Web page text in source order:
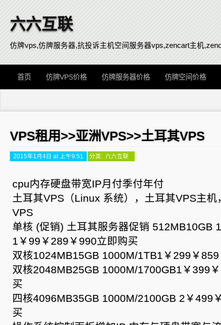
六六互联
仿牌vps,仿牌服务器,抗投诉主机空间服务器vps,zencart主机
首页 仿牌VPS价格 仿牌服务器价格 仿牌空间价格
VPS租用>>亚洲VPS>>土耳其VPS
2015年1月4日 at 上午9:51 分类: 六六互联
cpu内存硬盘带宽IP月付季付年付
土耳其VPS（Linux 系统），土耳其VPS主
VPS
单核 (促销) 土耳其服务器促销 512MB10GB
1￥99￥289￥990立即购买
双核1024MB15GB 1000M/1TB1￥299￥
双核2048MB25GB 1000M/1700GB1￥399
买
四核4096MB35GB 1000M/2100GB 2￥499
买